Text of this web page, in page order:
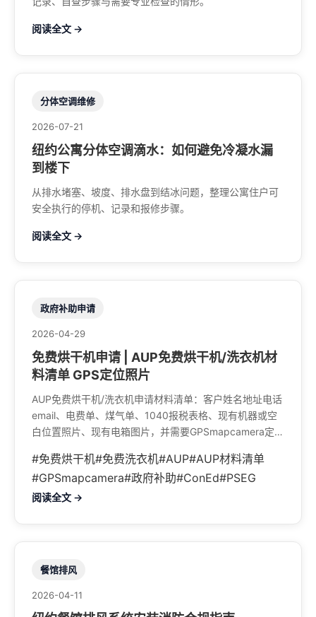
阅读全文 →
分体空调维修
2026-07-21
纽约公寓分体空调滴水：如何避免冷凝水漏
到楼下
从排水堵塞、坡度、排水盘到结冰问题，整理公寓住户可
安全执行的停机、记录和报修步骤。
阅读全文 →
政府补助申请
2026-04-29
免费烘干机申请 | AUP免费烘干机/洗衣机材
料清单 GPS定位照片
AUP免费烘干机/洗衣机申请材料清单：客户姓名地址电话
email、电费单、煤气单、1040报税表格、现有机器或空
白位置照片、现有电箱图片，并需要GPSmapcamera定位
#免费烘干机#免费洗衣机#AUP#AUP材料清单
#GPSmapcamera#政府补助#ConEd#PSEG
阅读全文 →
餐馆排风
2026-04-11